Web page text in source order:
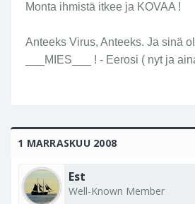
Sori, joo.... olet sinä
Monta ihmistä itkee ja KOVAA !
Anteeks Virus, Anteeks. Ja sinä
___MIES___ ! - Eerosi ( nyt ja
1 MARRASKUU 2008
Est
Well-Known Member